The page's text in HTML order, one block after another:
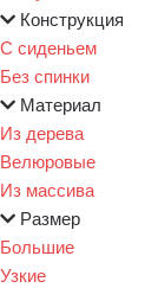
Конструкция
С сиденьем
Без спинки
Материал
Из дерева
Велюровые
Из массива
Размер
Большие
Узкие